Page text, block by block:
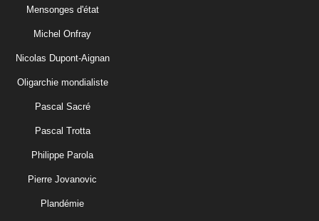
Mensonges d'état
Michel Onfray
Nicolas Dupont-Aignan
Oligarchie mondialiste
Pascal Sacré
Pascal Trotta
Philippe Parola
Pierre Jovanovic
Plandémie